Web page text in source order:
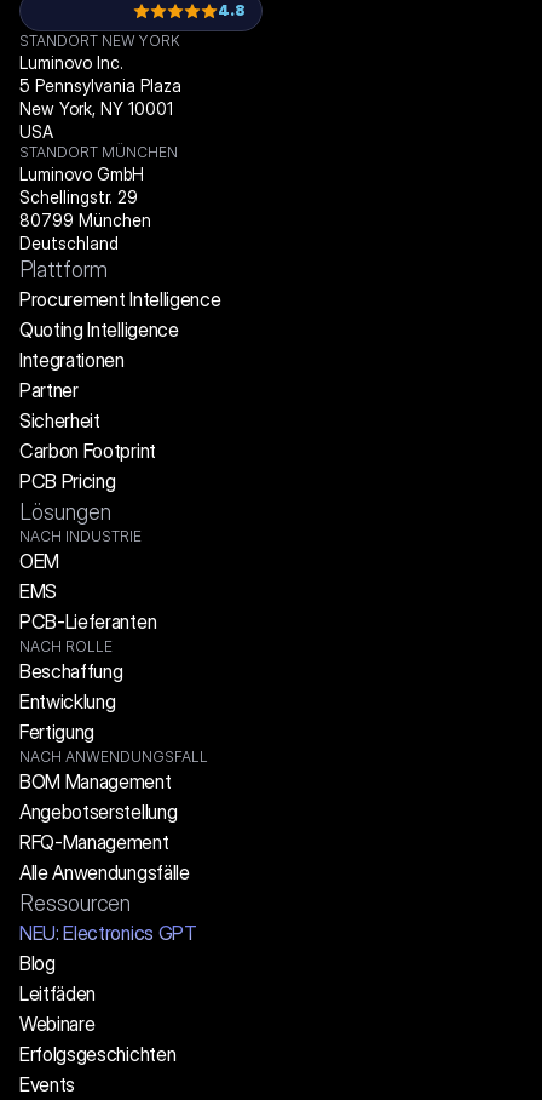
4.8
STANDORT NEW YORK
Luminovo Inc.
5 Pennsylvania Plaza
New York, NY 10001
USA
STANDORT MÜNCHEN
Luminovo GmbH
Schellingstr. 29
80799 München
Deutschland
Plattform
Procurement Intelligence
Quoting Intelligence
Integrationen
Partner
Sicherheit
Carbon Footprint
PCB Pricing
Lösungen
NACH INDUSTRIE
OEM
EMS
PCB-Lieferanten
NACH ROLLE
Beschaffung
Entwicklung
Fertigung
NACH ANWENDUNGSFALL
BOM Management
Angebotserstellung
RFQ-Management
Alle Anwendungsfälle
Ressourcen
NEU: Electronics GPT
Blog
Leitfäden
Webinare
Erfolgsgeschichten
Events